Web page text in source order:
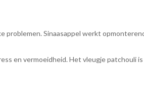
problemen. Sinaasappel werkt
en vermoeidheid. Het vleugje patchouli is